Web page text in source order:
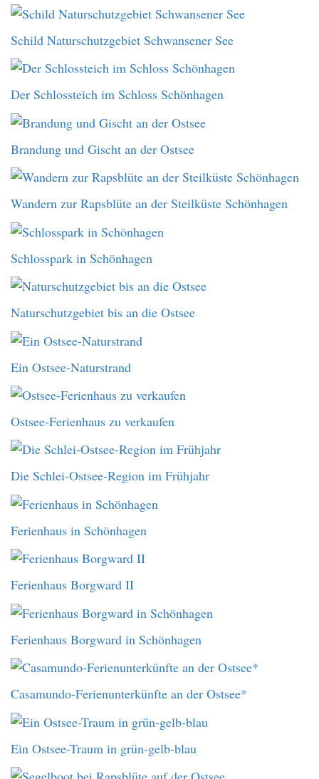
Schild Naturschutzgebiet Schwansener See
Der Schlossteich im Schloss Schönhagen
Brandung und Gischt an der Ostsee
Wandern zur Rapsblüte an der Steilküste Schönhagen
Schlosspark in Schönhagen
Naturschutzgebiet bis an die Ostsee
Ein Ostsee-Naturstrand
Ostsee-Ferienhaus zu verkaufen
Die Schlei-Ostsee-Region im Frühjahr
Ferienhaus in Schönhagen
Ferienhaus Borgward II
Ferienhaus Borgward in Schönhagen
Casamundo-Ferienunterkünfte an der Ostsee*
Ein Ostsee-Traum in grün-gelb-blau